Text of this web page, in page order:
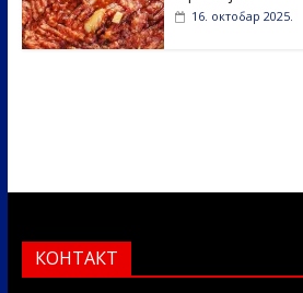
16. октобар 2025.
КОНТАКТ